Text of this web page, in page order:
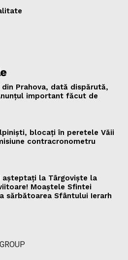
Prahova, dată dispărută,
important făcut de
blocați în peretele Văii
contracronometru
așteptați la Târgoviște la
Moaștele Sfintei
sărbătoarea Sfântului Ierarh